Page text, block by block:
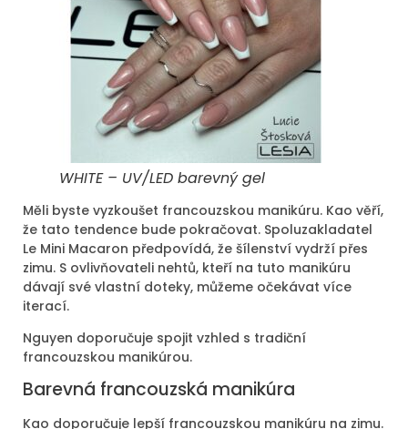
WHITE – UV/LED barevný gel
Měli byste vyzkoušet francouzskou manikúru. Kao věří,
že tato tendence bude pokračovat. Spoluzakladatel
Le Mini Macaron předpovídá, že šílenství vydrží přes
zimu. S ovlivňovateli nehtů, kteří na tuto manikúru
dávají své vlastní doteky, můžeme očekávat více
iterací.
Nguyen doporučuje spojit vzhled s tradiční
francouzskou manikúrou.
Barevná francouzská manikúra
Kao doporučuje lepší francouzskou manikúru na zimu.